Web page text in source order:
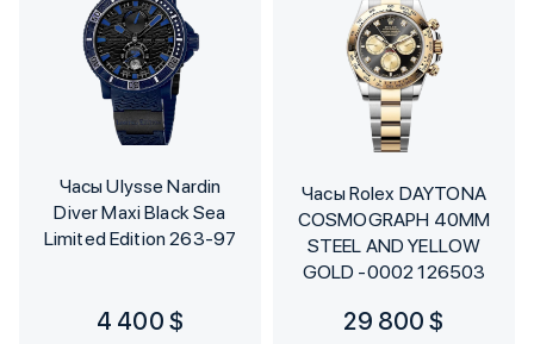
Часы Ulysse Nardin
Diver Maxi Black Sea
Limited Edition 263-97
4 400 $
Часы Rolex DAYTONA
COSMOGRAPH 40MM
STEEL AND YELLOW
GOLD -0002 126503
29 800 $